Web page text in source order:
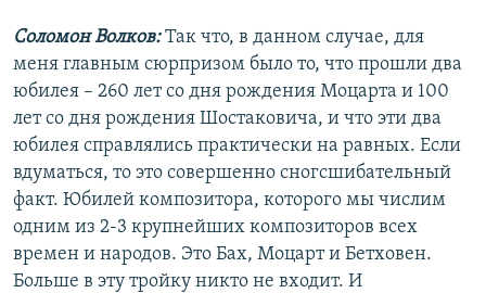
Соломон Волков:Так что, в данном случае, для
меня главным сюрпризом было то, что прошли два
юбилея – 260 лет со дня рождения Моцарта и 100
лет со дня рождения Шостаковича, и что эти два
юбилея справлялись практически на равных. Если
вдуматься, то это совершенно сногсшибательный
факт. Юбилей композитора, которого мы числим
одним из 2-3 крупнейших композиторов всех
времен и народов. Это Бах, Моцарт и Бетховен.
Больше в эту тройку никто не входит. И